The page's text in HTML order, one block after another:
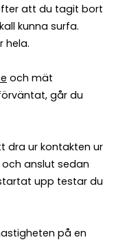
att du tagit bort
kunna surfa.
hela.
och mät
går du
dra ur kontakten ur
anslut sedan
upp testar du
på en